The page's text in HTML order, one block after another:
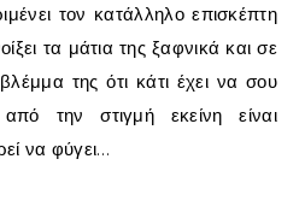
τον κατάλληλο επισκέπτη
τα μάτια της ξαφνικά και σε
βλέμμα της ότι κάτι έχει να σου
την στιγμή εκείνη είναι
να φύγει…